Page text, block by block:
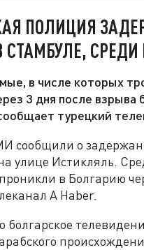
ПОЛИЦИЯ
СТАМБУЛЕ,
в числе которых
3 дня после взрыва
турецкий
сообщили о
улице Истикляль.
в Болгарию
A Haber.
болгарское